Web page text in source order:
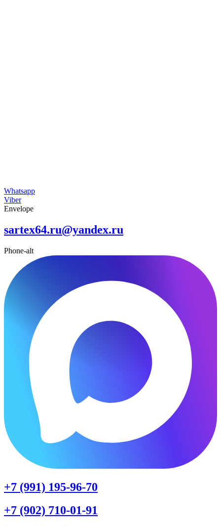
Whatsapp
Viber
Envelope
sartex64.ru@yandex.ru
Phone-alt
+7 (991) 195-96-70
+7 (902) 710-01-91